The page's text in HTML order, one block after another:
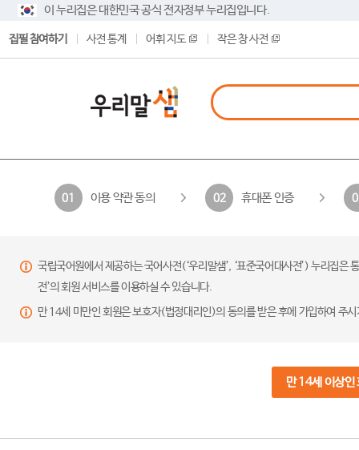
이 누리집은 대한민국 공식 전자정부 누리집입니다.
집필 참여하기 사전 통계 어휘 지도 작은 창 사전
01 이용 약관 동의 02 휴대폰 인증
국립국어원에서 제공하는 국어사전(‘우리말샘’, ‘표준국어대사전’) 누리집
전’의 회원 서비스를 이용하실 수 있습니다.
만 14세 미만인 회원은 보호자(법정대리인)의 동의를 받은 후에 가입하여 주
만 14세 이상인